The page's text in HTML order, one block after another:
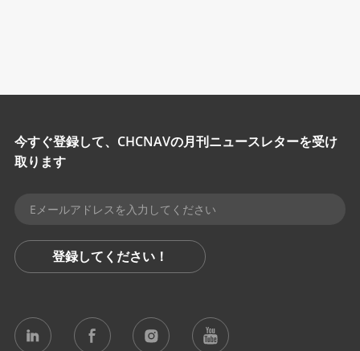
今すぐ登録して、CHCNAVの月刊ニュースレターを受け
取ります
登録してください！